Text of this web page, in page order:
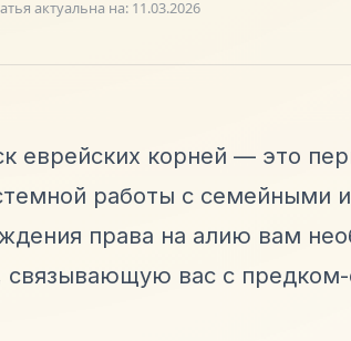
актуальна на: 11.03.2026
еврейских корней — это
работы с семейными
права на алию вам
связывающую вас с